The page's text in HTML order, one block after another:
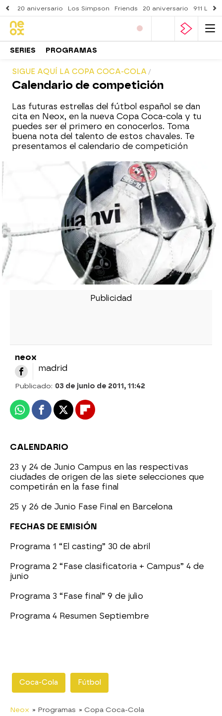
20 aniversario Los Simpson Friends 20 aniversario 911
SERIES PROGRAMAS
SIGUE AQUÍ LA COPA COCA-COLA
Calendario de competición
Las futuras estrellas del fútbol español se dan
cita en Neox, en la nueva Copa Coca-cola y tu
puedes ser el primero en conocerlos. Toma
buena nota del talento de estos chavales. Te
presentamos el calendario de competición
neox
madrid
Publicado: 03 de junio de 2011, 11:42
WhatsappFacebook
X Flipboard
CALENDARIO
23 y 24 de Junio Campus en las respectivas
ciudades de origen de las siete selecciones que
competirán en la fase final
25 y 26 de Junio Fase Final en Barcelona
FECHAS DE EMISIÓN
Programa 1 “El casting” 30 de abril
Programa 2 “Fase clasificatoria + Campus” 4 de
junio
Programa 3 “Fase final” 9 de julio
Programa 4 Resumen Septiembre
Coca-Cola Fútbol
Neox » Programas » Copa Coca-Cola